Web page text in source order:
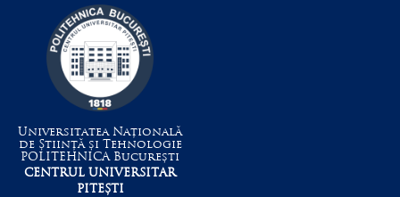
Universitatea Națională
de Știință și Tehnologie
POLITEHNICABucurești
CENTRUL UNIVERSITAR
PITEȘTI